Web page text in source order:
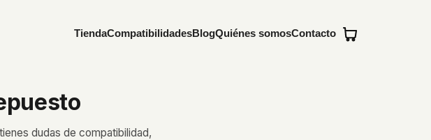
TiendaCompatibilidadesBlogQuiénes somosContacto
dudas de compatibilidad,